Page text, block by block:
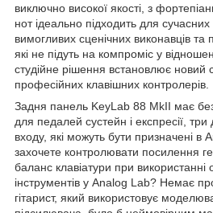
виключно високої якості, з
нот ідеально підходить для сучасних
вимогливих сценічних виконавців
які не підуть на компроміс у
студійне рішення встановлює новий
професійних клавішних контролерів.
Задня панель KeyLab 88 MkII має
для педалей сустейн і експресії,
входу, які можуть бути призначені
захочете контролювати посилення
баланс клавіатури при використанні
інструментів у Analog Lab? Немає
гітарист, який використовує